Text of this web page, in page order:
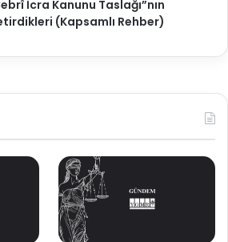
İcra Kanunu Taslağı”nın
(Kapsamlı Rehber)